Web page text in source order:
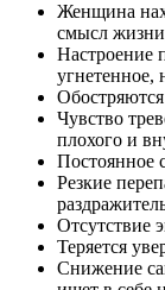
Женщина
смысл
Настроение
угнетенное,
Чувство
плохого и
Постоянное
Резкие
Отсутствие
Теряется
Снижение